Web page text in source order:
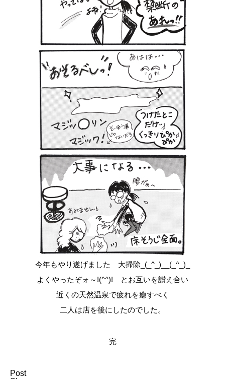
今年もやり遂げました 大掃除_(_^_)__(_^_)_
よくやったぞォ～!(^^)! とお互いを讃え合い
近くの天然温泉で疲れを癒すべく
二人は店を後にしたのでした。
完
Post